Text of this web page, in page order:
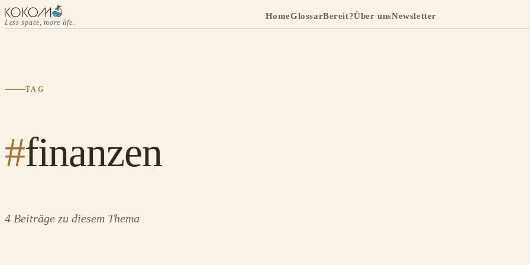
Less space, more life.
HomeGlossarBereit?Über unsNewsletter
TAG
#finanzen
4 Beiträge zu diesem Thema